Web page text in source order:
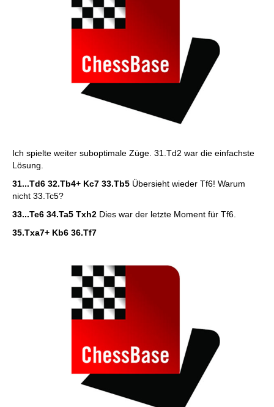
Ich spielte weiter suboptimale Züge. 31.Td2 war die einfachste
Lösung.
31...Td6 32.Tb4+ Kc7 33.Tb5 Übersieht wieder Tf6! Warum
nicht 33.Tc5?
33...Te6 34.Ta5 Txh2 Dies war der letzte Moment für Tf6.
35.Txa7+ Kb6 36.Tf7